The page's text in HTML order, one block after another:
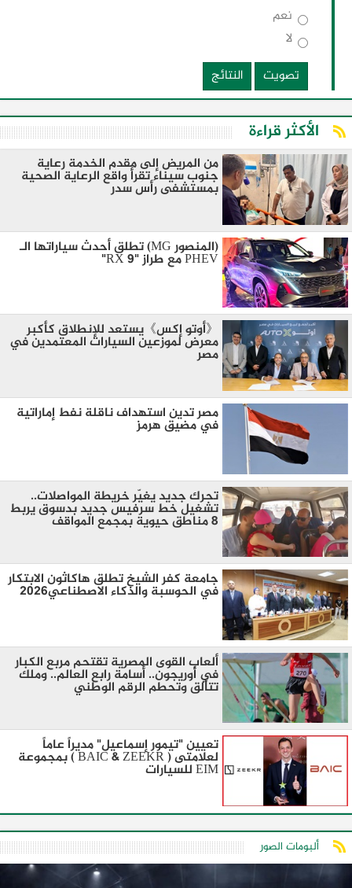
نعم
لا
تصويت
النتائج
الأكثر قراءة
من المريض إلى مقدم الخدمة رعاية
جنوب سيناء تقرأ واقع الرعاية الصحية
بمستشفى رأس سدر
(المنصور MG) تطلق أحدث سياراتها الـ
PHEV مع طراز "RX 9"
《أوتو إكس》يستعد للإنطلاق كأكبر
معرض لموزعين السيارات المعتمدين في
مصر
مصر تدين استهداف ناقلة نفط إماراتية
في مضيق هرمز
تحرك جديد يغيّر خريطة المواصلات..
تشغيل خط سرفيس جديد بدسوق يربط
8 مناطق حيوية بمجمع المواقف
جامعة كفر الشيخ تطلق هاكاثون الابتكار
في الحوسبة والذكاء الاصطناعي2026
ألعاب القوى المصرية تقتحم مربع الكبار
في أوريجون.. أسامة رابع العالم.. وملك
تتألق وتحطم الرقم الوطني
تعيين "تيمور إسماعيل" مديراً عاماً
لعلامتى ( BAIC & ZEEKR ) بمجموعة
EIM للسيارات
ألبومات الصور